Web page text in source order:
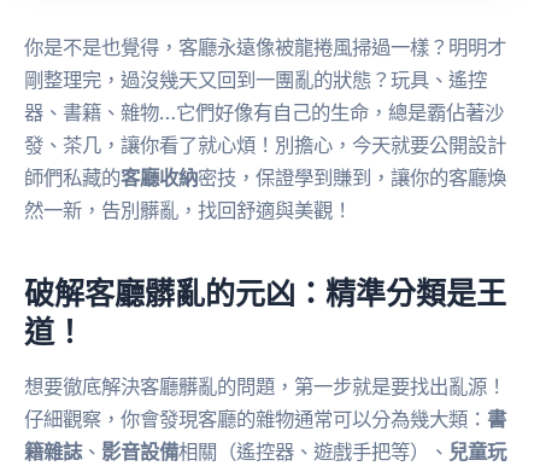
你是不是也覺得，客廳永遠像被龍捲風掃過一樣？明明才
剛整理完，過沒幾天又回到一團亂的狀態？玩具、遙控
器、書籍、雜物…它們好像有自己的生命，總是霸佔著沙
發、茶几，讓你看了就心煩！別擔心，今天就要公開設計
師們私藏的客廳收納密技，保證學到賺到，讓你的客廳煥
然一新，告別髒亂，找回舒適與美觀！
破解客廳髒亂的元凶：精準分類是王
道！
想要徹底解決客廳髒亂的問題，第一步就是要找出亂源！
仔細觀察，你會發現客廳的雜物通常可以分為幾大類： 書
籍雜誌、 影音設備相關（遙控器、遊戲手把等）、 兒童玩